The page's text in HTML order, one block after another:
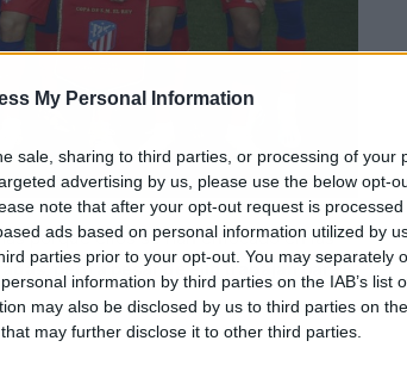
My Personal Information
sale, sharing to third parties, or processing of your
advertising by us, please use the below opt-
note that after your opt-out request is
ads based on personal information utilized by
parties prior to your opt-out. You may separately
information by third parties on the IAB’s list
may also be disclosed by us to third parties on the
that may further disclose it to other third parties.
porque ellos se han enfocado en las
pero a pesar de ello trabajan para